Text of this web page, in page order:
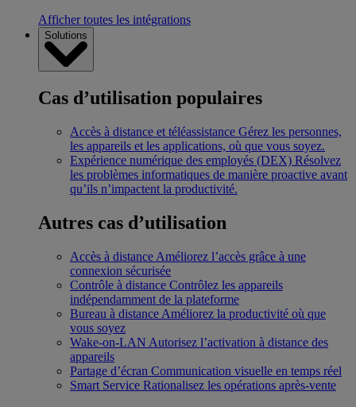
Afficher toutes les intégrations
Solutions
Cas d’utilisation populaires
Accès à distance et téléassistance Gérez les personnes,
les appareils et les applications, où que vous soyez.
Expérience numérique des employés (DEX) Résolvez
les problèmes informatiques de manière proactive avant
qu’ils n’impactent la productivité.
Autres cas d’utilisation
Accès à distance Améliorez l’accès grâce à une
connexion sécurisée
Contrôle à distance Contrôlez les appareils
indépendamment de la plateforme
Bureau à distance Améliorez la productivité où que
vous soyez
Wake-on-LAN Autorisez l’activation à distance des
appareils
Partage d’écran Communication visuelle en temps réel
Smart Service Rationalisez les opérations après-vente